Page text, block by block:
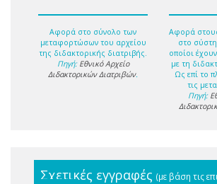
Αφορά στο σύνολο των
μεταφορτώσων του αρχείου
της διδακτορικής διατριβής.
Πηγή: Εθνικό Αρχείο
Διδακτορικών Διατριβών.
Αφορά
στο
οποίοι
με τη
Ως επί το
τις
Πηγή:
Σχετικές εγγραφές (με βάση τις